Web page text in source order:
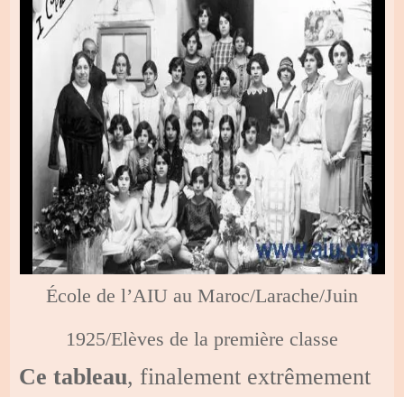
École de l’AIU au Maroc/Larache/Juin
1925/Elèves de la première classe
Ce tableau, finalement extrêmement